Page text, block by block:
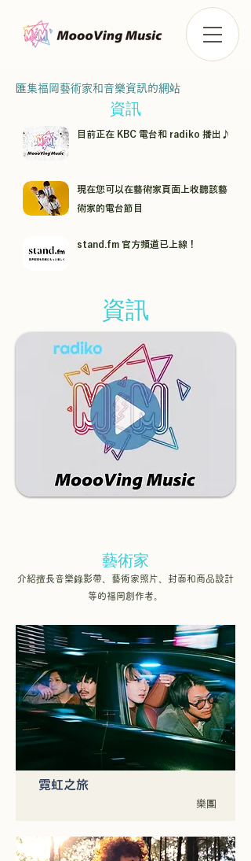
匯集福岡藝術家和音樂資訊的網站
資訊
目前正在 KBC 電台和 radiko 播出♪
現在您可以在藝術家頁面上收聽該藝
術家的電台節目
stand.fm 官方頻道已上線！
資訊
藝術家
介紹擅長音樂錄影帶、藝術家照片、封面和商品設計
等的福岡創作者。
霓虹之旅
樂團